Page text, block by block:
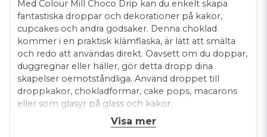
Med Colour Mill Choco Drip kan du enkelt skapa
fantastiska droppar och dekorationer på kakor,
cupcakes och andra godsaker. Denna choklad
kommer i en praktisk klämflaska, är lätt att smälta
och redo att användas direkt. Oavsett om du doppar,
duggregnar eller häller, gör detta dropp dina
skapelser oemotståndliga. Använd droppet till
droppkakor, chokladformar, cake pops, macarons
eller som glasyr på glass och kakor.
Visa mer